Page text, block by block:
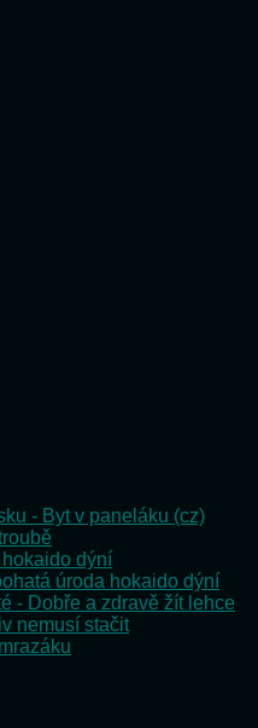
- Byt v paneláku (cz)
dýní
úroda hokaido dýní
- Dobře a zdravě žít lehce
nemusí stačit